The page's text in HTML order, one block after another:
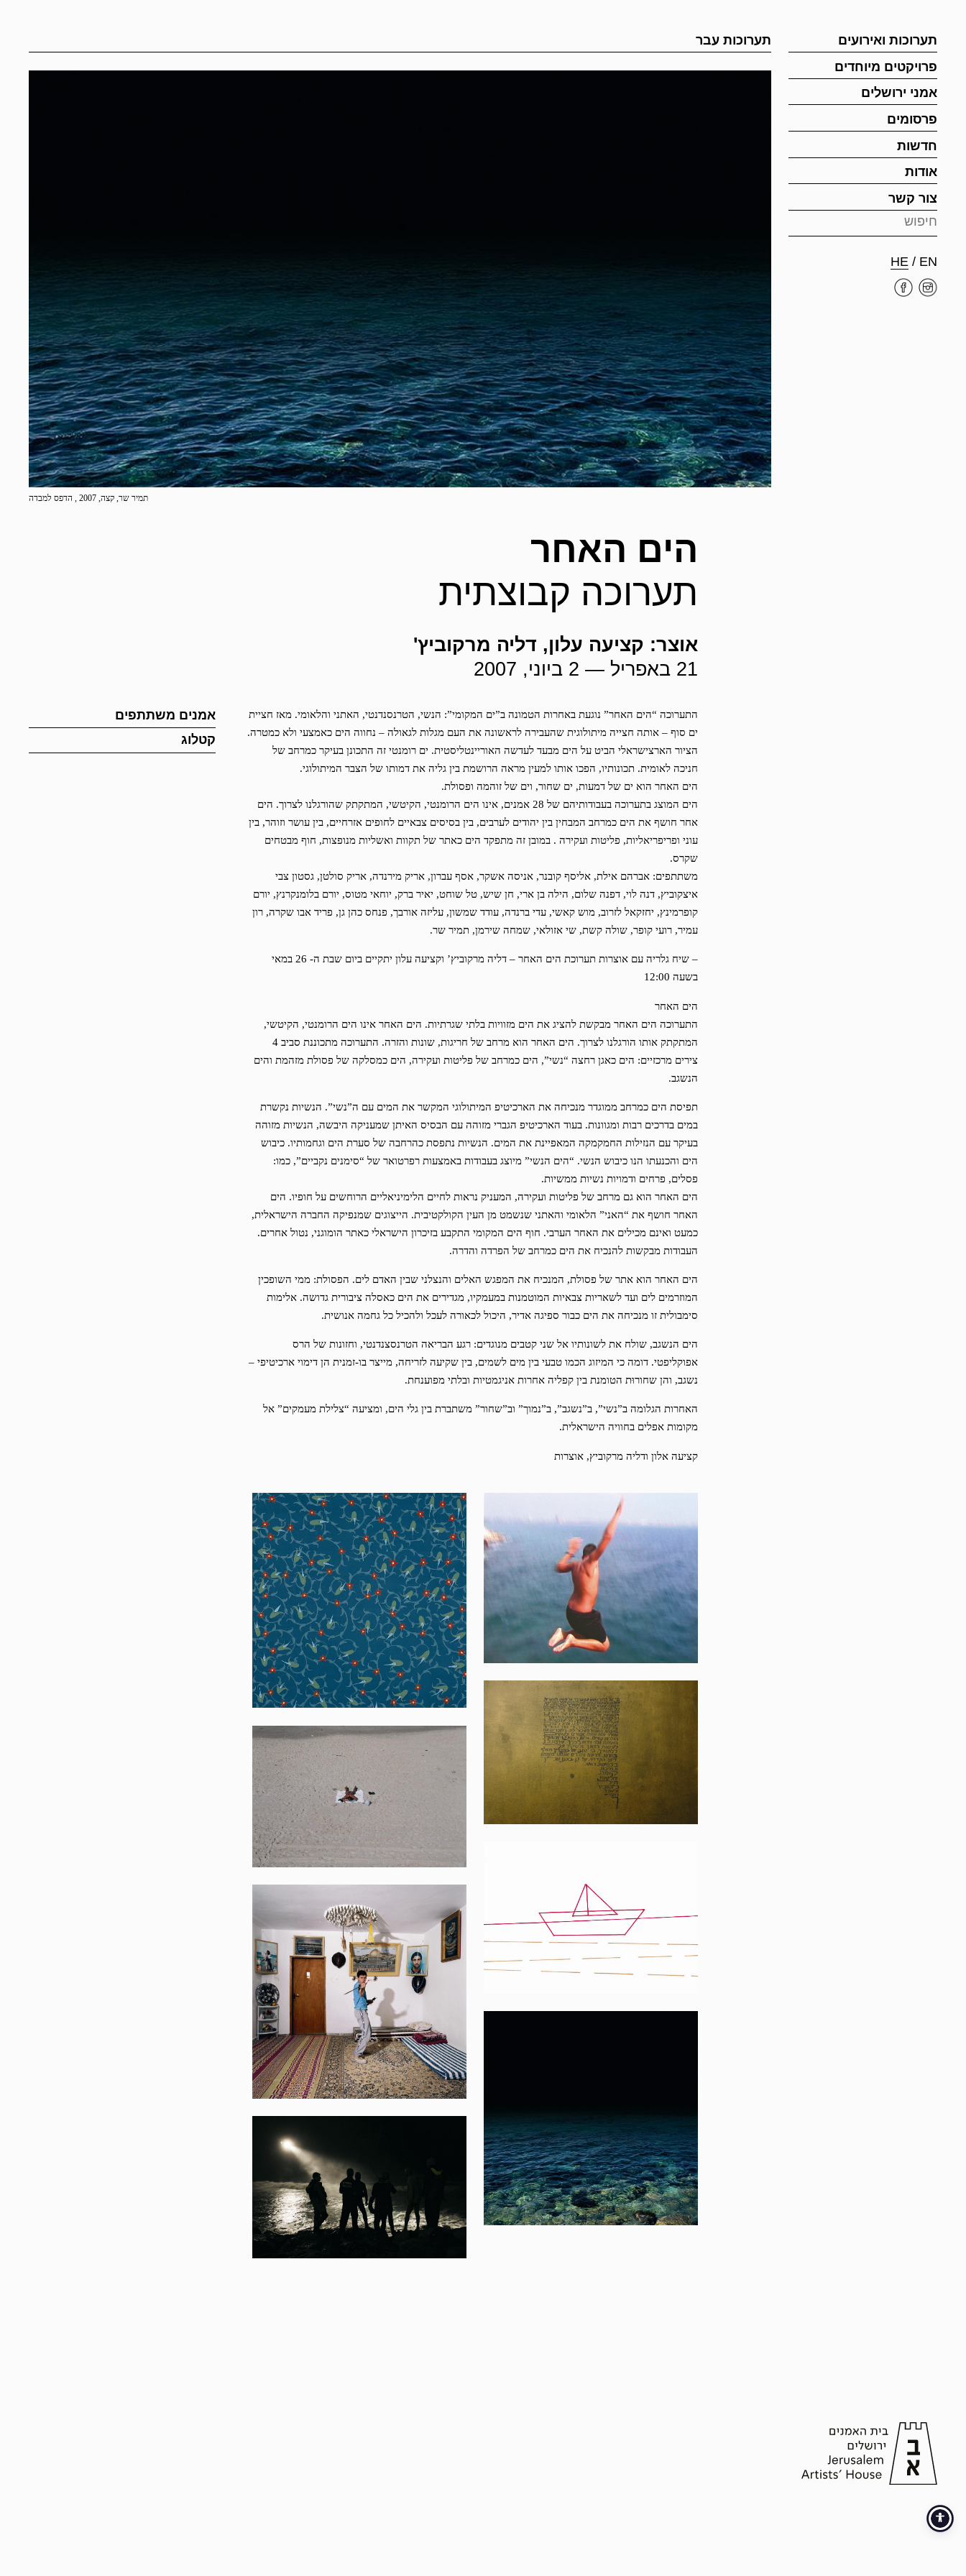
תערוכות ואירועים
פרויקטים מיוחדים
אמני ירושלים
פרסומים
חדשות
אודות
צור קשר
HE/ EN
תערוכות עבר
תמיר שר, קצה, 2007 , הדפס למבדה
הים האחר
תערוכה קבוצתית
אוצר: קציעה עלון, דליה מרקוביץ'
21 באפריל — 2 ביוני, 2007
התערוכה “הים האחר” נוגעת באחרות הטמונה ב”ים המקומי”: הנשי, הטרנסנדנטי, האתני והלאומי. מאז חציית
ים סוף – אותה חצייה מיתולוגית שהעבירה לראשונה את העם מגלות לגאולה – נחווה הים כאמצעי ולא כמטרה.
הציור הארצישראלי הביט על הים מבעד לעדשה האוריינטליסטית. ים רומנטי זה התכונן בעיקר כמרחב של
חניכה לאומית. תכונותיו, הפכו אותו למעין מראה הרושמת בין גליה את דמותו של הצבר המיתולוגי.
הים האחר הוא ים של דמעות, ים שחור, וים של זוהמה ופסולת.
הים המוצג בתערוכה בעבודותיהם של 28 אמנים, אינו הים הרומנטי, הקיטשי, המתקתק שהורגלנו לצרוך. הים
אחר חושף את הים כמרחב המבחין בין יהודים לערבים, בין בסיסים צבאיים לחופים אזרחיים, בין עושר וזוהר, בין
עוני ופריפריאליות, פליטות ועקירה . במובן זה מתפקד הים כאתר של תקוות ואשליות מנופצות, חוף מבטחים
שקרס.
משתתפים: אברהם אילת, אליסף קובנר, אניסה אשקר, אסף עברון, אריק מירנדה, אריק סולטן, גסטון צבי
איצקוביץ, דנה לוי, דפנה שלום, הילה בן ארי, חן שיש, טל שוחט, יאיר ברק, יוחאי מטוס, יורם בלומנקרנץ, יורם
קופרמינץ, יחזקאל לזרוב, מוש קאשי, עדי ברנדה, עודד שמשון, עליזה אורבך, פנחס כהן גן, פריד אבו שקרה, רון
עמיר, רועי קופר, שולה קשת, שי אזולאי, שמחה שירמן, תמיר שר.
– שיח גלריה עם אוצרות תערוכת הים האחר – דליה מרקוביץ’ וקציעה עלון יתקיים ביום שבת ה- 26 במאי
בשעה 12:00
הים האחר
התערוכה הים האחר מבקשת להציג את הים מזוויות בלתי שגרתיות. הים האחר אינו הים הרומנטי, הקיטשי,
המתקתק אותו הורגלנו לצרוך. הים האחר הוא מרחב של חריגות, שונות והזרה. התערוכה מתכוננת סביב 4
צירים מרכזיים: הים כאגן רחצה “נשי”, הים כמרחב של פליטות ועקירה, הים כמסלקה של פסולת מזהמת והים
הנשגב.
תפיסת הים כמרחב ממוגדר מנכיחה את הארכיטיפ המיתולוגי המקשר את המים עם ה”נשי”. הנשיות נקשרת
במים בדרכים רבות ומגוונות. בעוד הארכיטיפ הגברי מזוהה עם הבסיס האיתן שמעניקה היבשה, הנשיות מזוהה
בעיקר עם הנזילות החמקמקה המאפיינת את המים. הנשיות נתפסת כהרחבה של סערת הים וגחמותיו. כיבוש
הים והכנעתו הנו כיבוש הנשי. “הים הנשי” מיוצג בעבודות באמצעות רפרטואר של “סימנים נקביים”, כמו:
פסלים, פרחים ודמויות נשיות ממשיות.
הים האחר הוא גם מרחב של פליטות ועקירה, המעניק נראות לחיים הלימיניאליים הרוחשים על חופיו. הים
האחר חושף את “האני” הלאומי והאתני שנשמט מן העין הקולקטיבית. הייצוגים שמנפיקה החברה הישראלית,
כמעט ואינם מכילים את האחר הערבי. חוף הים המקומי התקבע בזיכרון הישראלי כאתר הומוגני, נטול אחרים.
העבודות מבקשות להנכיח את הים כמרחב של הפרדה והדרה.
הים האחר הוא אתר של פסולת, המנכיח את המפגש האלים והנצלני שבין האדם לים. הפסולת: ממי השופכין
המוזרמים לים ועד לשאריות צבאיות המוטמנות במעמקיו, מגדירים את הים כאסלה ציבורית גדושה. אלימות
סימבולית זו מנכיחה את הים כבור ספיגה אדיר, היכול לכאורה לעכל ולהכיל כל גחמה אנושית.
הים הנשגב, שולח את לשונותיו אל שני קטבים מנוגדים: רגע הבריאה הטרנסצנדנטי, וחזונות של הרס
אפוקליפטי. דומה כי המיזוג הכמו טבעי בין מים לשמים, בין שקיעה לזריחה, מייצר בו-זמנית הן דימוי ארכיטיפי –
נשגב, והן שחורוּת הטומנת בין קפליה אחרות אניגמטיות ובלתי מפוענחת.
האחרות הגלומה ב”נשי”, ב”נשגב”, ב”נמוך” וב”שחור” משתברת בין גלי הים, ומציעה “צלילת מעמקים” אל
מקומות אפלים בחוויה הישראלית.
קציעה אלון ודליה מרקוביץ, אוצרות
אמנים משתתפים
קטלוג